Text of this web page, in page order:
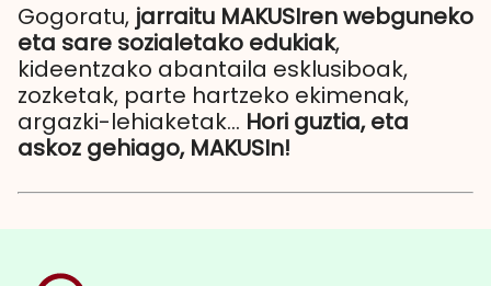
Gogoratu, jarraitu MAKUSIren webguneko
eta sare sozialetako edukiak,
kideentzako abantaila esklusiboak,
zozketak, parte hartzeko ekimenak,
argazki-lehiaketak... Hori guztia, eta
askoz gehiago, MAKUSIn!